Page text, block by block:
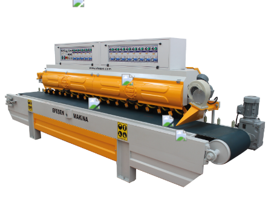
KÖPRÜ KESIM MAKINESI
(Standart)